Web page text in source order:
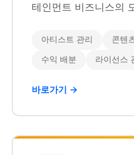
테인먼트 비즈니스의
아티스트 관리 콘텐
수익 배분 라이선스
바로가기 →